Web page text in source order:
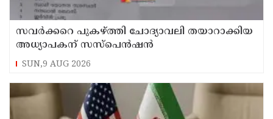
സവര്‍ക്കറെ പുകഴ്ത്തി ചോദ്യാവലി തയാറാക്കിയ
അധ്യാപകന് സസ്‌പെന്‍ഷന്‍
SUN,9 AUG 2026